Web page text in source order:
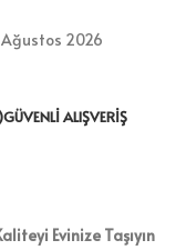
2026
GÜVENLI ALIŞVERIŞ
Evinize Taşıyın